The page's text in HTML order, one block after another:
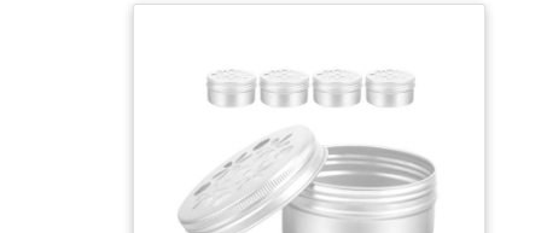
l'entraînement olfactif du chien : boîte
d'entraînement olfactif pour l'éducation
appâts ou friandises pour stimuler le flair de
votre chien Accessoires de dressage :
couleurs sobres, design soigné, rangement
facile, pratique et utile, jouets olfactifs pour